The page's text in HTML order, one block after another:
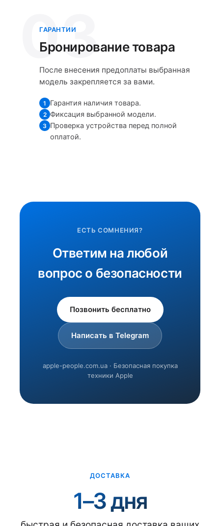
03
ГАРАНТИИ
Бронирование товара
После внесения предоплаты выбранная
модель закрепляется за вами.
1 Гарантия наличия товара.
2 Фиксация выбранной модели.
3 Проверка устройства перед полной
оплатой.
ЕСТЬ СОМНЕНИЯ?
Ответим на любой
вопрос о безопасности
Позвонить бесплатно
Написать в Telegram
apple-people.com.ua · Безопасная покупка
техники Apple
ДОСТАВКА
1–3 дня